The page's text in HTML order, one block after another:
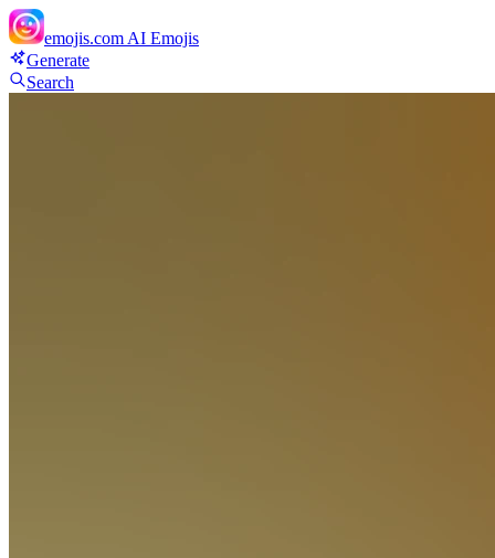
emojis.com AI Emojis
Generate
Search